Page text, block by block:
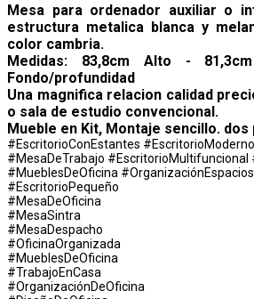
Mesa para ordenador auxiliar o
estructura metalica blanca y
color cambria.
Medidas: 83,8cm Alto -
Fondo/profundidad
Una magnifica relacion calidad
o sala de estudio convencional.
Mueble en Kit, Montaje sencillo. dos
#EscritorioConEstantes
#MesaDeTrabajo #EscritorioMultifuncional
#MueblesDeOficina
#EscritorioPequeño
#MesaDeOficina
#MesaSintra
#MesaDespacho
#OficinaOrganizada
#MueblesDeOficina
#TrabajoEnCasa
#OrganizaciónDeOficina